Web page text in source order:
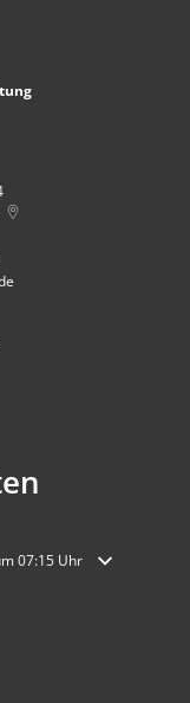
auszublenden
07:15 Uhr